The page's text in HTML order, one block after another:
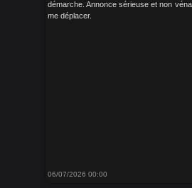
démarche. Annonce sérieuse et non
me déplacer.
06/07/2026 00:00